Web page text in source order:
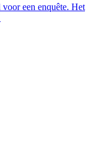
een enquête. Het